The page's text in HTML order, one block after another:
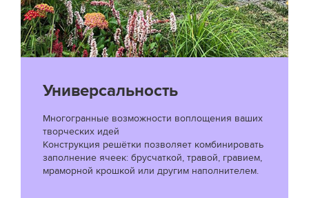
Универсальность
Многогранные возможности воплощения ваших
творческих идей
Конструкция решётки позволяет комбинировать
заполнение ячеек: брусчаткой, травой, гравием,
мраморной крошкой или другим наполнителем.